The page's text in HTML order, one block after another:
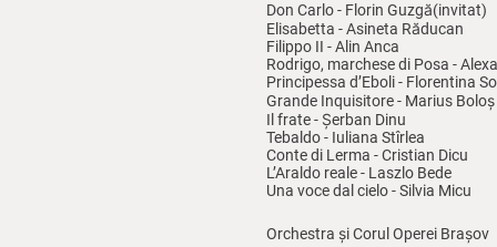
Don Carlo - Florin Guzgă(invitat)
Elisabetta -Asineta Răducan
Filippo II - Alin Anca
Rodrigo, marchese di Posa -
Principessa d’Eboli - Florentina
Grande Inquisitore - Marius Boloș
Il frate - Șerban Dinu
Tebaldo - Iuliana Stîrlea
Conte di Lerma - Cristian Dicu
L’Araldo reale - Laszlo Bede
Una voce dal cielo - Silvia Micu
Orchestra și Corul Operei Brașov